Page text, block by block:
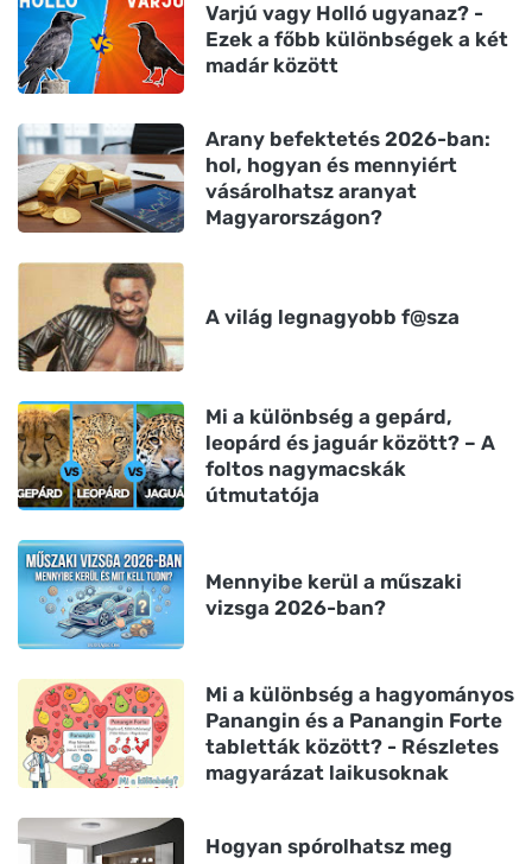
Varjú vagy Holló ugyanaz? -
Ezek a főbb különbségek a két
madár között
Arany befektetés 2026-ban:
hol, hogyan és mennyiért
vásárolhatsz aranyat
Magyarországon?
A világ legnagyobb f@sza
Mi a különbség a gepárd,
leopárd és jaguár között? – A
foltos nagymacskák
útmutatója
Mennyibe kerül a műszaki
vizsga 2026-ban?
Mi a különbség a hagyományos
Panangin és a Panangin Forte
tabletták között? - Részletes
magyarázat laikusoknak
Hogyan spórolhatsz meg